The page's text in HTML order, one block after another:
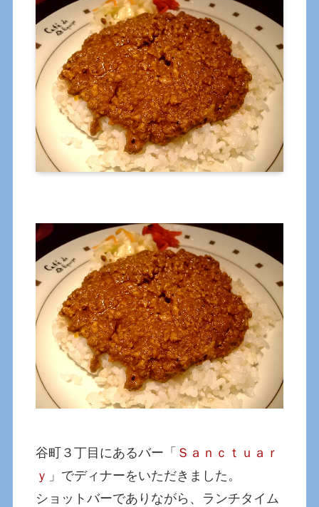
谷町３丁目にあるバー「 Ｓａｎｃｔｕａｒ
ｙ 」でディナーをいただきました。
ショットバーでありながら、ランチタイム